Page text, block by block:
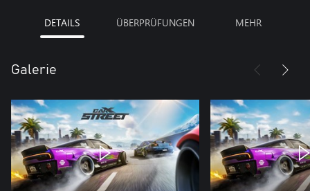
DETAILS ÜBERPRÜFUNGEN MEHR
Galerie